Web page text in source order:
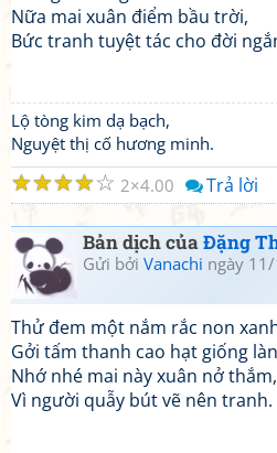
Nữa mai xuân điểm bầu trời,
Bức tranh tuyệt tác cho đời
Lộ tòng kim dạ bạch,
Nguyệt thị cố hương minh.
☆
☆
☆
☆
☆ 2 4.00 Trả lời
Bản dịch củaĐặng
Gửi bởi Vanachi ngày
Thử đem một nắm rắc non
Gởi tấm thanh cao hạt giống
Nhớ nhé mai này xuân nở thắm,
Vì người quẫy bút vẽ nên tranh.